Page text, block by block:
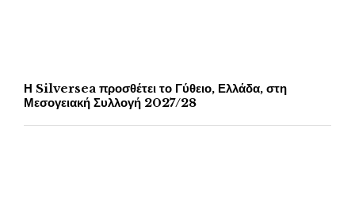
Η Silversea προσθέτει το Γύθειο, Ελλάδα, στη
Μεσογειακή Συλλογή 2027/28